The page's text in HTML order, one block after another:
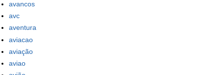
avancos
avc
aventura
aviacao
aviação
aviao